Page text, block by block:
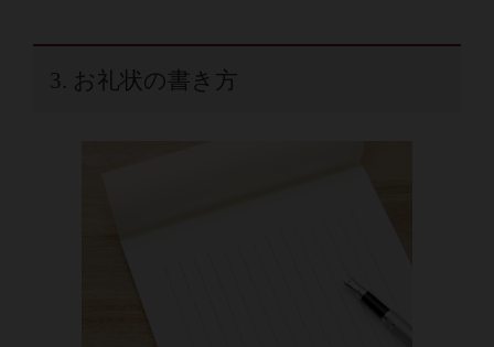
3. お礼状の書き方